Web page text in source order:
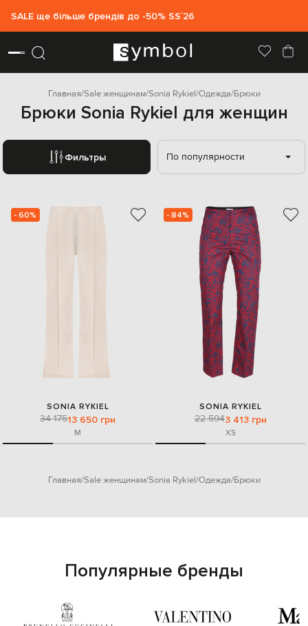
SALE ще більше брендів до -50% SS`26
Главная Sale женщинам Sonia Rykiel Одежда Брюки
Брюки Sonia Rykiel для женщин
Фильтры По популярности
- 60%
SONIA RYKIEL
34 17513 650 грн
M
- 84%
SONIA RYKIEL
22 5943 413 грн
XS
Главная Sale женщинам Sonia Rykiel Одежда Брюки
Популярные бренды